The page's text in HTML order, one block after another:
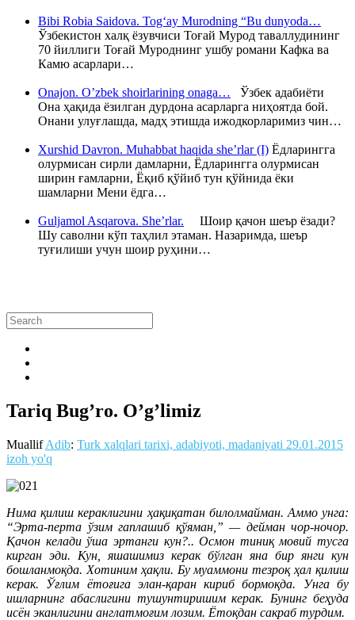
Bibi Robia Saidova. Tog‘ay Murodning “Bu dunyoda…
Ўзбекистон халқ ёзувчиси Тоғай Мурод таваллудининг
70 йиллиги Тоғай Муроднинг ушбу романи Кафка ва
Камю асарлари…
Onajon. O’zbek shoirlarining onaga… Ўзбек адабиёти
Она ҳақида ёзилган дурдона асарларга ниҳоятда бой.
Онани улуғлашда, мадҳ этишда ижодкорларимиз чин…
Xurshid Davron. Muhabbat haqida she’rlar (I) Ёдларингга
олурмисан сирли дамларни, Ёдларингга олурмисан
ширин ғамларни, Ёқиб қўйиб тун қўйнида ёки
шамларни Мени ёдга…
Guljamol Asqarova. She’rlar. Шоир қачон шеър ёзади?
Шу саволни кўп таҳлил этаман. Назаримда, шеър
туғилиши учун шоир руҳини…
Tariq Bug’ro. O’g’limiz
MuallifAdib: Turk xalqlari tarixi, adabiyoti, madaniyati 29.01.2015
izoh yo'q
Нима қилиш кераклигини ҳақиқатан билолмайман. Аммо унга:
“Эрта-перта ўзим гаплашиб қўяман,” — дейман чор-ночор.
Қачон келади ўша эртанги кун?.. Осмон тиниқ мовий тусга
кирган эди. Кун, яшашимиз керак бўлган яна бир янги кун
бошланмоқда. Хотиним ҳақли. Бу муаммони тезроқ ҳал қилиш
керак. Ўғлим ётоғига элан-қаран кириб бормоқда. Унга бу
ишларнинг абаслигини тушунтиришим керак. Бунинг беҳуда
исён эканлигини англатмоғим лозим. Ётоқдан сакраб турдим.